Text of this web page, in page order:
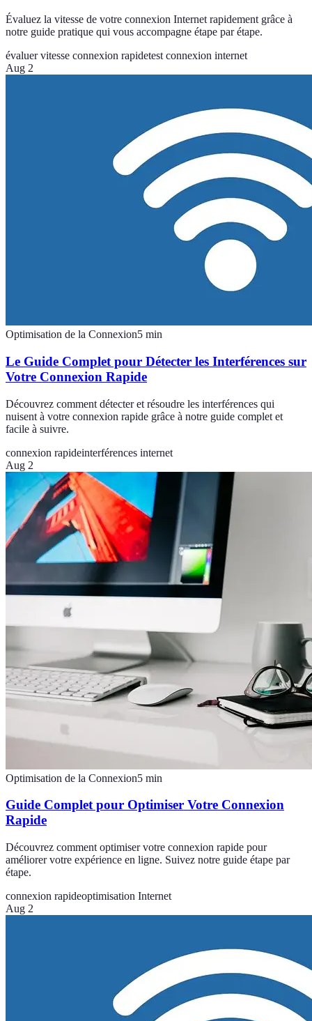
Évaluez la vitesse de votre connexion Internet rapidement grâce à
notre guide pratique qui vous accompagne étape par étape.
évaluer vitesse connexion rapidetest connexion internet
Aug 2
Optimisation de la Connexion5 min
Le Guide Complet pour Détecter les Interférences sur
Votre Connexion Rapide
Découvrez comment détecter et résoudre les interférences qui
nuisent à votre connexion rapide grâce à notre guide complet et
facile à suivre.
connexion rapideinterférences internet
Aug 2
Optimisation de la Connexion5 min
Guide Complet pour Optimiser Votre Connexion
Rapide
Découvrez comment optimiser votre connexion rapide pour
améliorer votre expérience en ligne. Suivez notre guide étape par
étape.
connexion rapideoptimisation Internet
Aug 2